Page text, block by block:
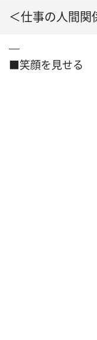
＜仕事の人間関
■笑顔を見せる